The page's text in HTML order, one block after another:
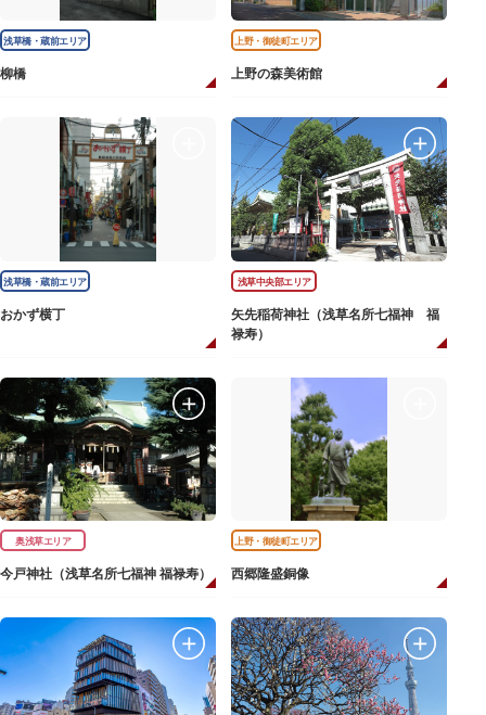
浅草橋・蔵前エリア
柳橋
上野・御徒町エリア
上野の森美術館
浅草橋・蔵前エリア
おかず横丁
浅草中央部エリア
矢先稲荷神社（浅草名所七福神 福
禄寿）
奥浅草エリア
今戸神社（浅草名所七福神 福禄寿）
上野・御徒町エリア
西郷隆盛銅像